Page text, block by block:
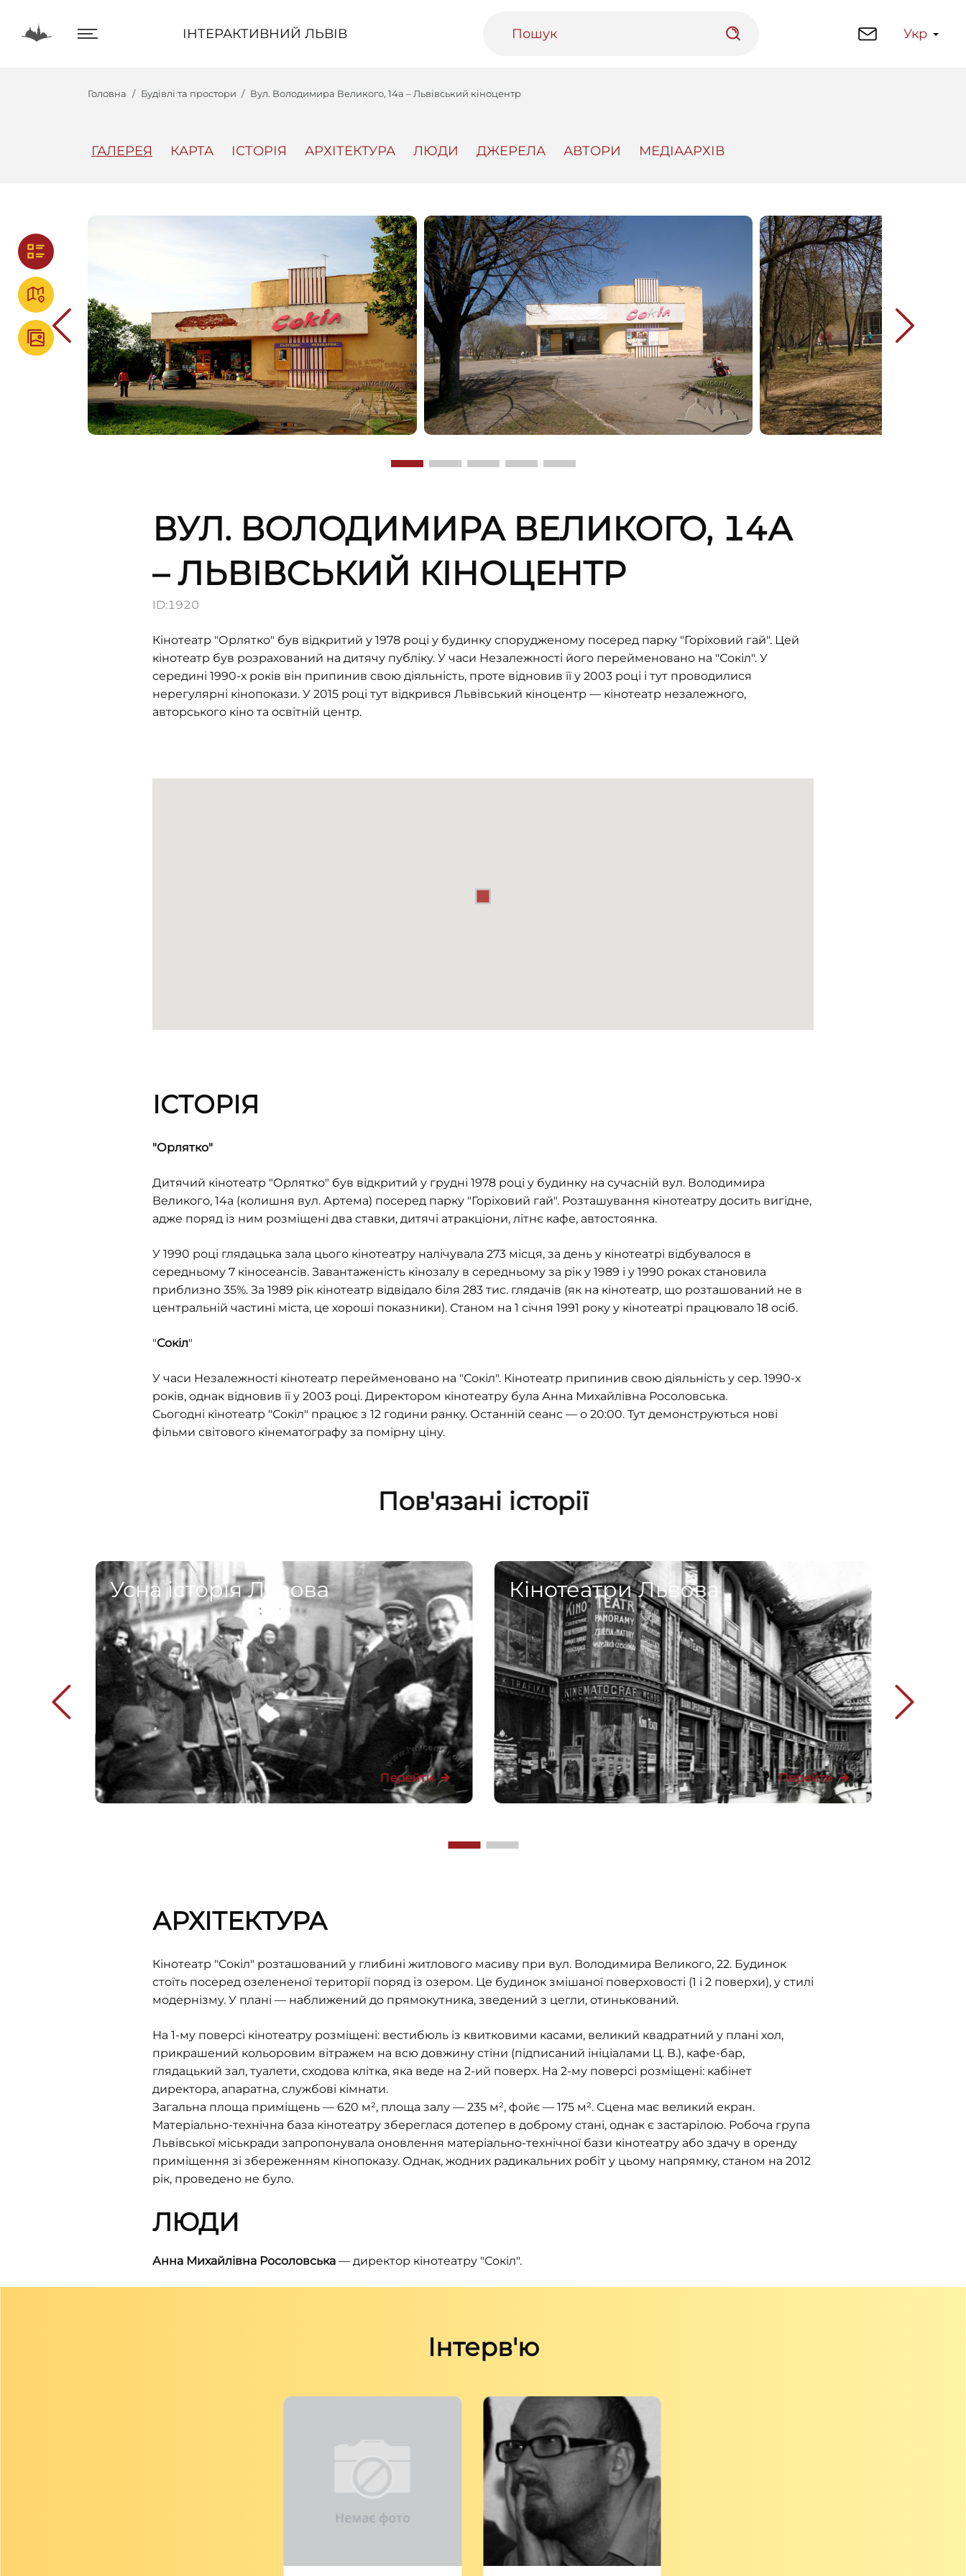
ІНТЕРАКТИВНИЙ ЛЬВІВ Укр
ІНТЕРАКТИВНИЙ ЛЬВІВ
Головна Будівлі та простори Вул. Володимира Великого, 14а – Львівський кіноцентр
ГАЛЕРЕЯ КАРТА ІСТОРІЯ АРХІТЕКТУРА ЛЮДИ ДЖЕРЕЛА АВТОРИ МЕДІААРХІВ
ВУЛ. ВОЛОДИМИРА ВЕЛИКОГО, 14А
– ЛЬВІВСЬКИЙ КІНОЦЕНТР
ID:1920
Кінотеатр "Орлятко" був відкритий у 1978 році у будинку спорудженому посеред парку "Горіховий гай". Цей
кінотеатр був розрахований на дитячу публіку. У часи Незалежності його перейменовано на "Сокіл". У
середині 1990-х років він припинив свою діяльність, проте відновив її у 2003 році і тут проводилися
нерегулярні кінопокази. У 2015 році тут відкрився Львівський кіноцентр — кінотеатр незалежного,
авторського кіно та освітній центр.
ІСТОРІЯ
"Орлятко"
Дитячий кінотеатр "Орлятко" був відкритий у грудні 1978 році у будинку на сучасній вул. Володимира
Великого, 14а (колишня вул. Артема) посеред парку "Горіховий гай". Розташування кінотеатру досить вигідне,
адже поряд із ним розміщені два ставки, дитячі атракціони, літнє кафе, автостоянка.
У 1990 році глядацька зала цього кінотеатру налічувала 273 місця, за день у кінотеатрі відбувалося в
середньому 7 кіносеансів. Завантаженість кінозалу в середньому за рік у 1989 і у 1990 роках становила
приблизно 35%. За 1989 рік кінотеатр відвідало біля 283 тис. глядачів (як на кінотеатр, що розташований не в
центральній частині міста, це хороші показники). Станом на 1 січня 1991 року у кінотеатрі працювало 18 осіб.
"Сокіл"
У часи Незалежності кінотеатр перейменовано на "Сокіл". Кінотеатр припинив свою діяльність у сер. 1990-х
років, однак відновив її у 2003 році. Директором кінотеатру була Анна Михайлівна Росоловська.
Сьогодні кінотеатр "Сокіл" працює з 12 години ранку. Останній сеанс — о 20:00. Тут демонструються нові
фільми світового кінематографу за помірну ціну.
Пов'язані історії
Усна історія Львова
Перейти
Кінотеатри Львова
Перейти
АРХІТЕКТУРА
Кінотеатр "Сокіл" розташований у глибині житлового масиву при вул. Володимира Великого, 22. Будинок
стоїть посеред озелененої території поряд із озером. Це будинок змішаної поверховості (1 і 2 поверхи), у стилі
модернізму. У плані — наближений до прямокутника, зведений з цегли, отинькований.
На 1-му поверсі кінотеатру розміщені: вестибюль із квитковими касами, великий квадратний у плані хол,
прикрашений кольоровим вітражем на всю довжину стіни (підписаний ініціалами Ц. В.), кафе-бар,
глядацький зал, туалети, сходова клітка, яка веде на 2-ий поверх. На 2-му поверсі розміщені: кабінет
директора, апаратна, службові кімнати.
Загальна площа приміщень — 620 м², площа залу — 235 м², фойє — 175 м². Сцена має великий екран.
Матеріально-технічна база кінотеатру збереглася дотепер в доброму стані, однак є застарілою. Робоча група
Львівської міськради запропонувала оновлення матеріально-технічної бази кінотеатру або здачу в оренду
приміщення зі збереженням кінопоказу. Однак, жодних радикальних робіт у цьому напрямку, станом на 2012
рік, проведено не було.
ЛЮДИ
Анна Михайлівна Росоловська — директор кінотеатру "Сокіл".
Інтерв'ю